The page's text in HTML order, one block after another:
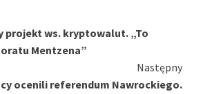
projekt ws. kryptowalut. „To
Mentzena”
Następny
ocenili referendum Nawrockiego.